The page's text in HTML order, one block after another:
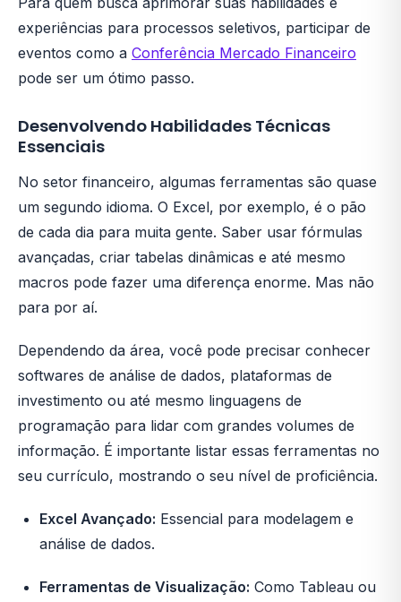
experiências para processos seletivos, participar de
eventos como a Conferência Mercado Financeiro
pode ser um ótimo passo.
Desenvolvendo Habilidades Técnicas
Essenciais
No setor financeiro, algumas ferramentas são quase
um segundo idioma. O Excel, por exemplo, é o pão
de cada dia para muita gente. Saber usar fórmulas
avançadas, criar tabelas dinâmicas e até mesmo
macros pode fazer uma diferença enorme. Mas não
para por aí.
Dependendo da área, você pode precisar conhecer
softwares de análise de dados, plataformas de
investimento ou até mesmo linguagens de
programação para lidar com grandes volumes de
informação. É importante listar essas ferramentas no
seu currículo, mostrando o seu nível de proficiência.
Excel Avançado: Essencial para modelagem e
análise de dados.
Ferramentas de Visualização: Como Tableau ou